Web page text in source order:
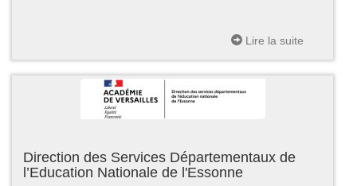
Lire la suite
Direction des Services Départementaux de
l’Education Nationale de l'Essonne